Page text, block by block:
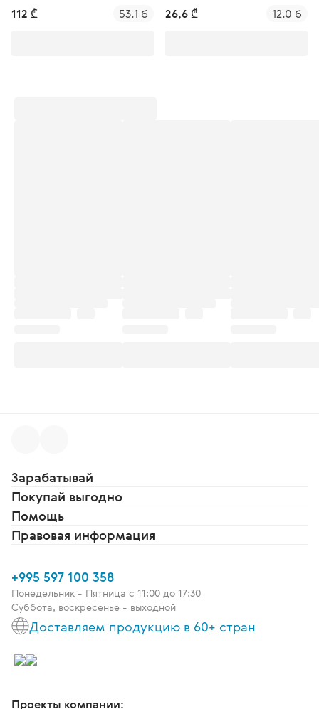
112 ₾ 53.1 б 26,6 ₾ 12.0 б
Зарабатывай
Покупай выгодно
Помощь
Правовая информация
+995 597 100 358
Понедельник - Пятница c 11:00 до 17:30
Суббота, воскресенье - выходной
Доставляем продукцию в 60+ стран
Проекты компании: